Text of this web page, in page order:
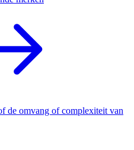
de omvang of complexiteit van